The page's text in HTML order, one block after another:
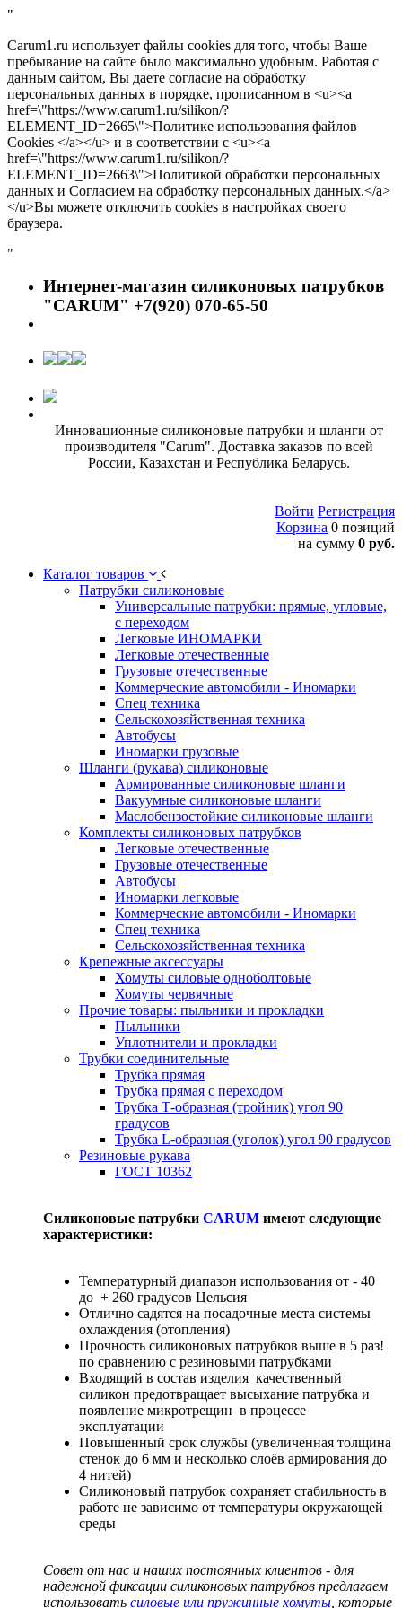
"
Carum1.ru использует файлы cookies для того, чтобы Ваше
пребывание на сайте было максимально удобным. Работая с
данным сайтом, Вы даете согласие на обработку
персональных данных в порядке, прописанном в <u><a
href=\"https://www.carum1.ru/silikon/?
ELEMENT_ID=2665\">Политике использования файлов
Cookies </a></u> и в соответствии с <u><a
href=\"https://www.carum1.ru/silikon/?
ELEMENT_ID=2663\">Политикой обработки персональных
данных и Согласием на обработку персональных данных.</a>
</u>Вы можете отключить cookies в настройках своего
браузера.
"
Интернет-магазин силиконовых патрубков
"CARUM" +7(920) 070-65-50
Инновационные силиконовые патрубки и шланги от
производителя "Carum". Доставка заказов по всей
России, Казахстан и Республика Беларусь.
Войти Регистрация
Корзина 0 позиций
на сумму 0 руб.
Каталог товаров
Патрубки силиконовые
Универсальные патрубки: прямые, угловые,
с переходом
Легковые ИНОМАРКИ
Легковые отечественные
Грузовые отечественные
Коммерческие автомобили - Иномарки
Спец техника
Сельскохозяйственная техника
Автобусы
Иномарки грузовые
Шланги (рукава) силиконовые
Армированные силиконовые шланги
Вакуумные силиконовые шланги
Маслобензостойкие силиконовые шланги
Комплекты силиконовых патрубков
Легковые отечественные
Грузовые отечественные
Автобусы
Иномарки легковые
Коммерческие автомобили - Иномарки
Спец техника
Сельскохозяйственная техника
Крепежные аксессуары
Хомуты силовые одноболтовые
Хомуты червячные
Прочие товары: пыльники и прокладки
Пыльники
Уплотнители и прокладки
Трубки соединительные
Трубка прямая
Трубка прямая с переходом
Трубка Т-образная (тройник) угол 90
градусов
Трубка L-образная (уголок) угол 90 градусов
Резиновые рукава
ГОСТ 10362
Силиконовые патрубки CARUM имеют следующие
характеристики:
Температурный диапазон использования от - 40
до + 260 градусов Цельсия
Отлично садятся на посадочные места системы
охлаждения (отопления)
Прочность силиконовых патрубков выше в 5 раз!
по сравнению с резиновыми патрубками
Входящий в состав изделия качественный
силикон предотвращает высыхание патрубка и
появление микротрещин в процессе
эксплуатации
Повышенный срок службы (увеличенная толщина
стенок до 6 мм и несколько слоёв армирования до
4 нитей)
Силиконовый патрубок сохраняет стабильность в
работе не зависимо от температуры окружающей
среды
Совет от нас и наших постоянных клиентов - для
надежной фиксации силиконовых патрубков предлагаем
использовать силовые или пружинные хомуты , которые